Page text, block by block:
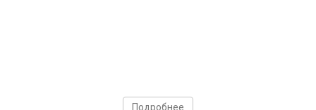
Подробнее